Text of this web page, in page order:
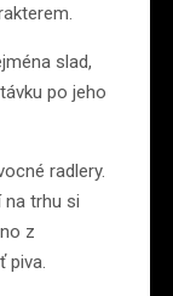
slad,
po jeho
radlery.
trhu si
z
piva.